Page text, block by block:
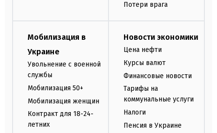
Потери врага
Мобилизация в
Украине
Увольнение с военной
службы
Мобилизация 50+
Мобилизация женщин
Контракт для 18-24-
летних
Новости экономики
Цена нефти
Курсы валют
Финансовые новости
Тарифы на
коммунальные услуги
Налоги
Пенсия в Украине